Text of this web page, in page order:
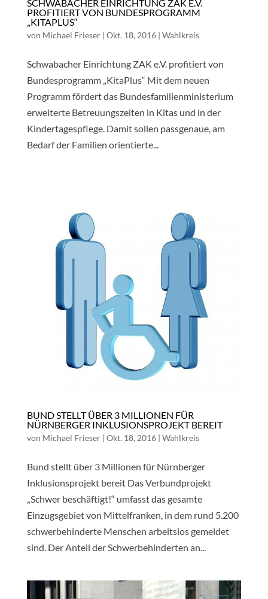
SCHWABACHER EINRICHTUNG ZAK E.V.
PROFITIERT VON BUNDESPROGRAMM
„KITAPLUS“
von Michael Frieser| Okt. 18, 2016| Wahlkreis
Schwabacher Einrichtung ZAK e.V. profitiert von
Bundesprogramm „KitaPlus“ Mit dem neuen
Programm fördert das Bundesfamilienministerium
erweiterte Betreuungszeiten in Kitas und in der
Kindertagespflege. Damit sollen passgenaue, am
Bedarf der Familien orientierte...
BUND STELLT ÜBER 3 MILLIONEN FÜR
NÜRNBERGER INKLUSIONSPROJEKT BEREIT
von Michael Frieser| Okt. 18, 2016| Wahlkreis
Bund stellt über 3 Millionen für Nürnberger
Inklusionsprojekt bereit Das Verbundprojekt
„Schwer beschäftigt!“ umfasst das gesamte
Einzugsgebiet von Mittelfranken, in dem rund 5.200
schwerbehinderte Menschen arbeitslos gemeldet
sind. Der Anteil der Schwerbehinderten an...